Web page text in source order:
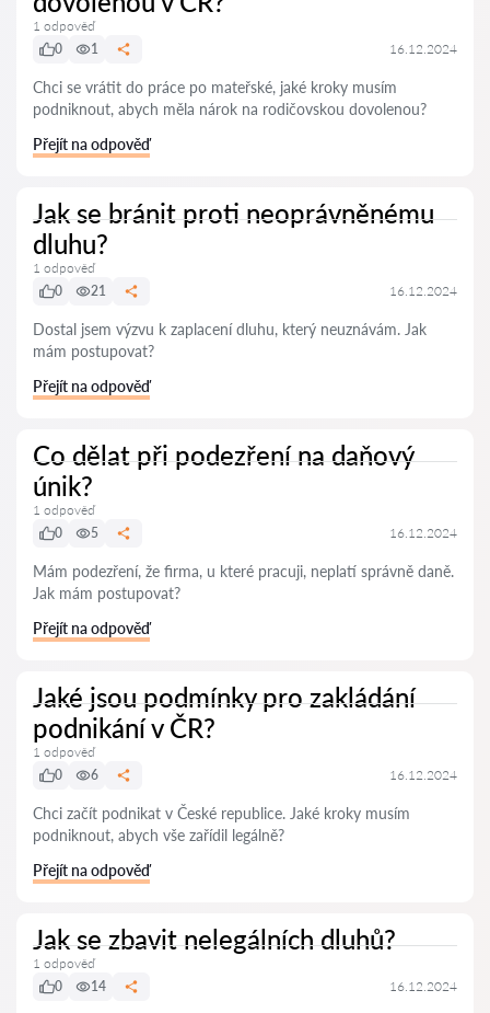
1 odpověď
0
1 16.12.2024
Chci se vrátit do práce po mateřské, jaké kroky musím
podniknout, abych měla nárok na rodičovskou dovolenou?
Přejít na odpověď
Jak se bránit proti neoprávněnému
dluhu?
1 odpověď
0
21 16.12.2024
Dostal jsem výzvu k zaplacení dluhu, který neuznávám. Jak
mám postupovat?
Přejít na odpověď
Co dělat při podezření na daňový
únik?
1 odpověď
0
5 16.12.2024
Mám podezření, že firma, u které pracuji, neplatí správně daně.
Jak mám postupovat?
Přejít na odpověď
Jaké jsou podmínky pro zakládání
podnikání v ČR?
1 odpověď
0
6 16.12.2024
Chci začít podnikat v České republice. Jaké kroky musím
podniknout, abych vše zařídil legálně?
Přejít na odpověď
Jak se zbavit nelegálních dluhů?
1 odpověď
0
14 16.12.2024